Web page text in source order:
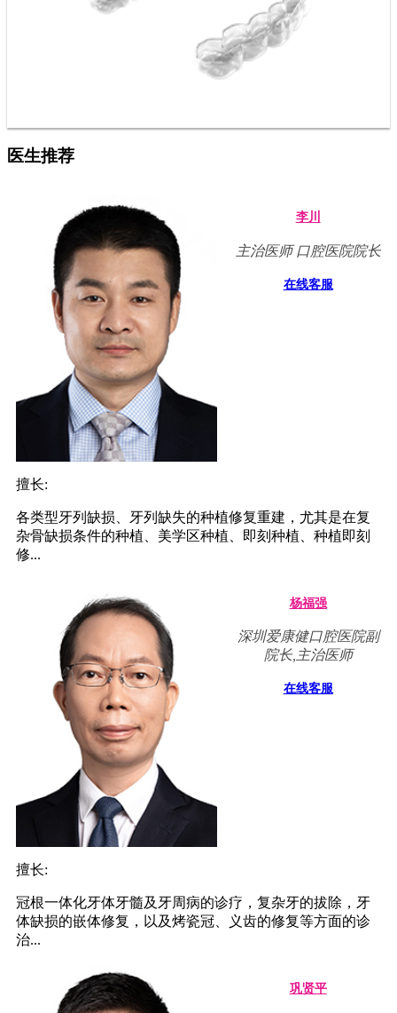
医生推荐
李川
主治医师 口腔医院院长
在线客服
擅长:
各类型牙列缺损、牙列缺失的种植修复重建，尤其是在复
杂骨缺损条件的种植、美学区种植、即刻种植、种植即刻
修...
杨福强
深圳爱康健口腔医院副
院长,主治医师
在线客服
擅长:
冠根一体化牙体牙髓及牙周病的诊疗，复杂牙的拔除，牙
体缺损的嵌体修复，以及烤瓷冠、义齿的修复等方面的诊
治...
巩贤平